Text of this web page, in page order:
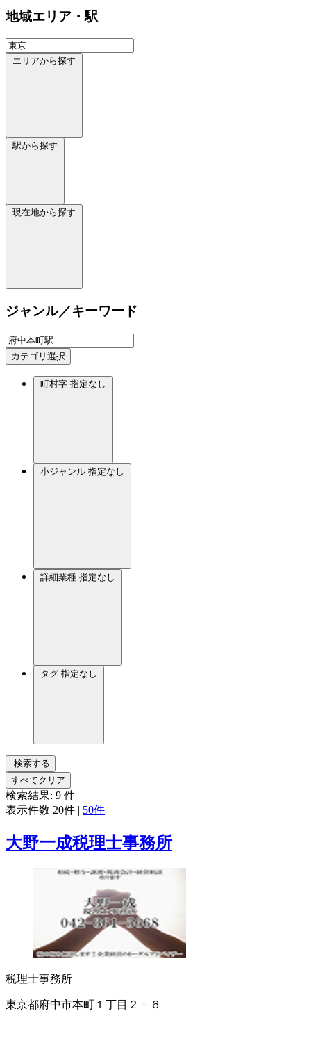
地域エリア・駅
エリアから探す
駅から探す
現在地から探す
ジャンル／キーワード
カテゴリ選択
町村字 指定なし
小ジャンル 指定なし
詳細業種 指定なし
タグ 指定なし
検索する
すべてクリア
検索結果: 9 件
表示件数 20件 | 50件
大野一成税理士事務所
税理士事務所
東京都府中市本町１丁目２－６